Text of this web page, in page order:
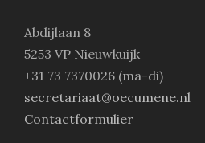
Abdijlaan 8
5253 VP Nieuwkuijk
+31 73 7370026 (ma-di)
secretariaat@oecumene.nl
Contactformulier